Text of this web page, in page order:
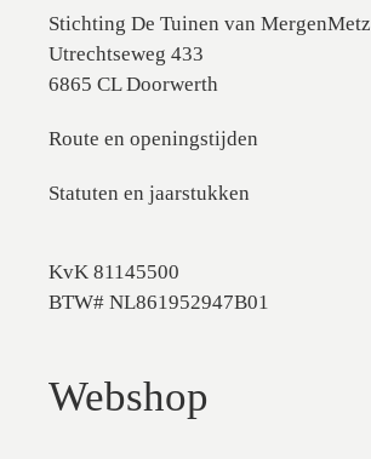
Stichting De Tuinen van MergenMetz
Utrechtseweg 433
6865 CL Doorwerth
Route en openingstijden
Statuten en jaarstukken
KvK 81145500
BTW# NL861952947B01
Webshop